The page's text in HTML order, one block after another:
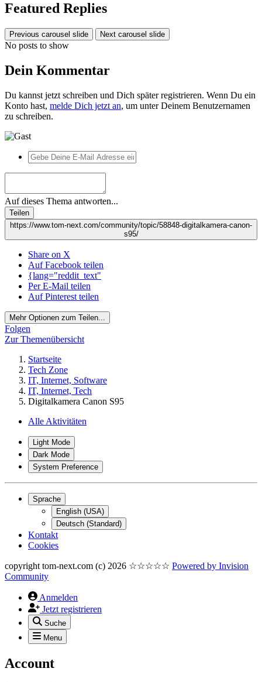
Featured Replies
Previous carousel slide Next carousel slide
No posts to show
Dein Kommentar
Du kannst jetzt schreiben und Dich später registrieren. Wenn Du ein
Konto hast, melde Dich jetzt an, um unter Deinem Benutzernamen
zu schreiben.
Auf dieses Thema antworten...
Teilen
https://www.tom-next.com/community/topic/58848-digitalkamera-canon-
s95/
Share on X
Auf Facebook teilen
{lang="reddit_text"
Per E-Mail teilen
Auf Pinterest teilen
Mehr Optionen zum Teilen...
Folgen
Zur Themenübersicht
Startseite
Tech Zone
IT, Internet, Software
IT, Internet, Tech
Digitalkamera Canon S95
Alle Aktivitäten
Light Mode
Dark Mode
System Preference
Sprache
English (USA)
Deutsch (Standard)
Kontakt
Cookies
copyright tom-next.com (c) 2026 ☆☆☆☆☆ Powered by Invision
Community
Anmelden
Jetzt registrieren
Suche
Menu
Account